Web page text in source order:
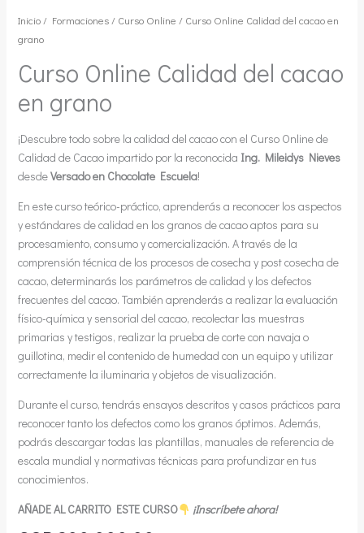
Inicio/ Formaciones/ Curso Online / Curso Online Calidad del cacao en
grano
Curso Online Calidad del cacao
en grano
¡Descubre todo sobre la calidad del cacao con el Curso Online de
Calidad de Cacao impartido por la reconocida Ing. Mileidys Nieves
desdeVersado en Chocolate Escuela!
En este curso teórico-práctico, aprenderás a reconocer los aspectos
y estándares de calidad en los granos de cacao aptos para su
procesamiento, consumo y comercialización. A través de la
comprensión técnica de los procesos de cosecha y post cosecha de
cacao, determinarás los parámetros de calidad y los defectos
frecuentes del cacao. También aprenderás a realizar la evaluación
físico-química y sensorial del cacao, recolectar las muestras
primarias y testigos, realizar la prueba de corte con navaja o
guillotina, medir el contenido de humedad con un equipo y utilizar
correctamente la iluminaria y objetos de visualización.
Durante el curso, tendrás ensayos descritos y casos prácticos para
reconocer tanto los defectos como los granos óptimos. Además,
podrás descargar todas las plantillas, manuales de referencia de
escala mundial y normativas técnicas para profundizar en tus
conocimientos.
AÑADE AL CARRITO ESTE CURSO
¡Inscríbete ahora!